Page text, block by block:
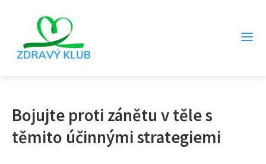
Bojujte proti zánětu v těle s
těmito účinnými strategiemi